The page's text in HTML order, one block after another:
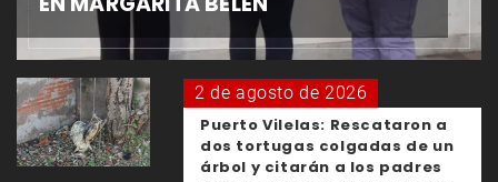
2 de agosto de 2026
Puerto Vilelas: Rescataron a
dos tortugas colgadas de un
árbol y citarán a los padres